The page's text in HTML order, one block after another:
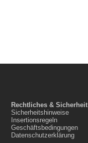
Rechtliches & Sicherheit
Sicherheitshinweise
Insertionsregeln
Geschäftsbedingungen
Datenschutzerklärung